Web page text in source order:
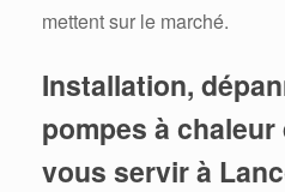
mettent sur le marché.
Installation,
pompes à
vous servir à